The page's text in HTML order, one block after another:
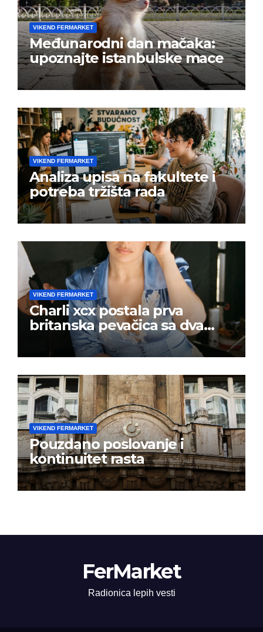
VIKEND FERMARKET
Međunarodni dan mačaka:
upoznajte istanbulske mace
VIKEND FERMARKET
Analiza upisa na fakultete i
potreba tržišta rada
VIKEND FERMARKET
Charli xcx postala prva
britanska pevačica sa dva
albuma na prvom mestu u
istoj kalendarskoj godini
VIKEND FERMARKET
Pouzdano poslovanje i
kontinuitet rasta
FerMarket
Radionica lepih vesti